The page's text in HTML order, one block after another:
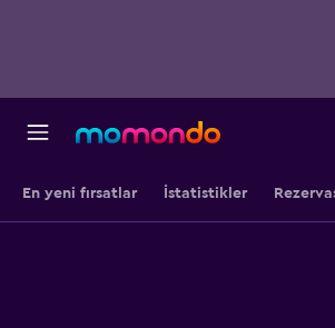
En yeni fırsatlar İstatistikler